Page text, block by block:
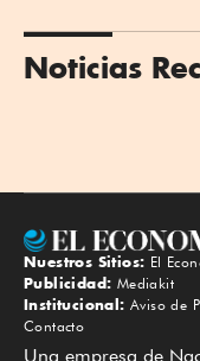
Noticias
Nuestros Sitios: El
Publicidad: Mediakit
Institucional: Aviso de
Contacto
Una empresa de